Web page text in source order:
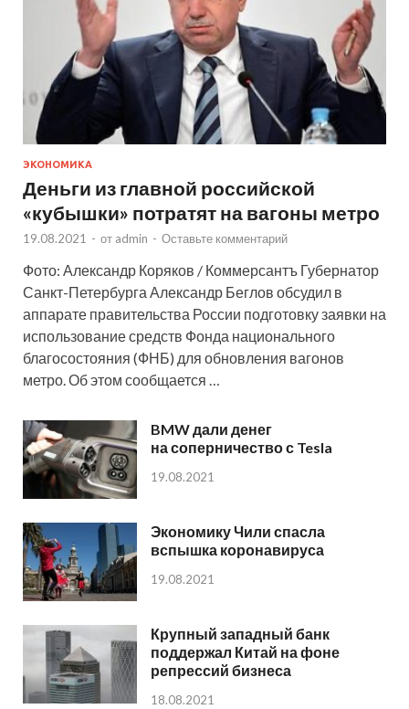
ЭКОНОМИКА
Деньги из главной российской
«кубышки» потратят на вагоны метро
19.08.2021 - от admin - Оставьте комментарий
Фото: Александр Коряков / Коммерсантъ Губернатор
Санкт-Петербурга Александр Беглов обсудил в
аппарате правительства России подготовку заявки на
использование средств Фонда национального
благосостояния (ФНБ) для обновления вагонов
метро. Об этом сообщается …
BMW дали денег
на соперничество с Tesla
19.08.2021
Экономику Чили спасла
вспышка коронавируса
19.08.2021
Крупный западный банк
поддержал Китай на фоне
репрессий бизнеса
18.08.2021